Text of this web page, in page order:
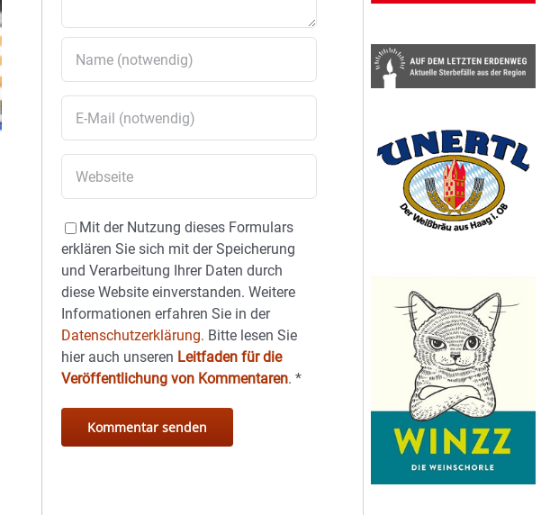
Mit der Nutzung dieses Formulars
erklären Sie sich mit der Speicherung
und Verarbeitung Ihrer Daten durch
diese Website einverstanden. Weitere
Informationen erfahren Sie in der
Datenschutzerklärung. Bitte lesen Sie
hier auch unseren Leitfaden für die
Veröffentlichung von Kommentaren.*